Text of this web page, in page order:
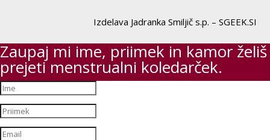
Izdelava Jadranka Smiljič s.p. – SGEEK.SI
Zaupaj mi ime, priimek in kamor želiš
prejeti menstrualni koledarček.